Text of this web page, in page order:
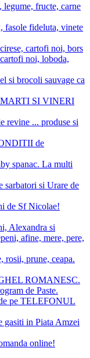
legume, fructe, carne
fasole fideluta, vinete
cartofi noi, bors
noi, loboda,
si brocoli sauvage ca
SI VINERI
revine ... produse si
de
spanac. La multi
sarbatori si Urare de
de Sf Nicolae!
Alexandra si
afine, mere, pere,
rosii, prune, ceapa.
ROMANESC.
de Paste.
pe TELEFONUL
gasiti in Piata Amzei
online!